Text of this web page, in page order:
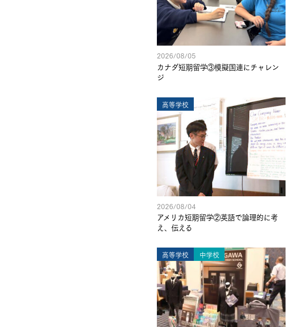
2026/08/05
カナダ短期留学③模擬国連にチャレン
ジ
高等学校
2026/08/04
アメリカ短期留学②英語で論理的に考
え、伝える
高等学校 中学校